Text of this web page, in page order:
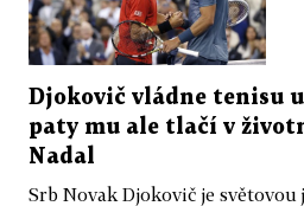
Djokovič vládne tenisu
paty mu ale tlačí v
Nadal
Srb Novak Djokovič je světovou